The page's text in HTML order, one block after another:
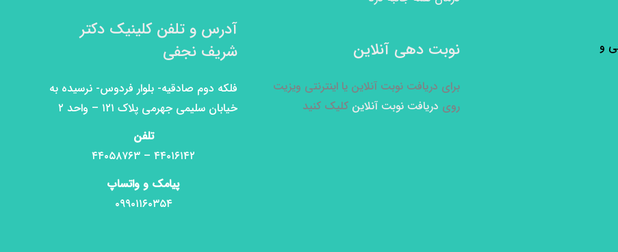
نوبت دهی آنلاین
برای دریافت نوبت آنلاین یا اینترنتی ویزیت
روی دریافت نوبت آنلاین کلیک کنید
آدرس و تلفن کلینیک دکتر
شریف نجفی
فلکه دوم صادقیه- بلوار فردوس- نرسیده به
خیابان سلیمی جهرمی پلاک ۱۲۱ – واحد ۲
تلفن
۴۴۰۱۶۱۴۲ – ۴۴۰۵۸۷۶۳
پیامک و واتساپ
۰۹۹۰۱۱۶۰۳۵۴